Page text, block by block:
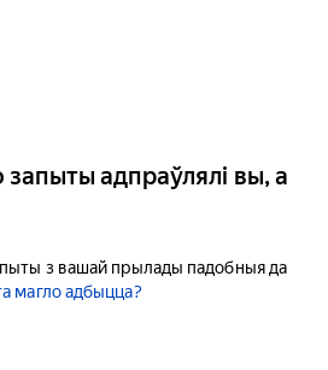
адпраўлялі вы, а
з вашай прылады падобныя да
магло адбыцца?